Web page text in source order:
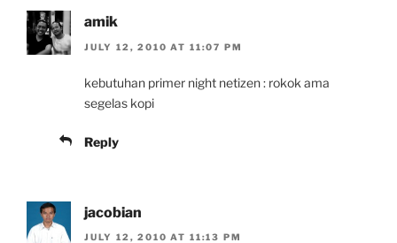
amik
JULY 12, 2010 AT 11:07 PM
kebutuhan primer night netizen : rokok ama
segelas kopi
Reply
jacobian
JULY 12, 2010 AT 11:13 PM